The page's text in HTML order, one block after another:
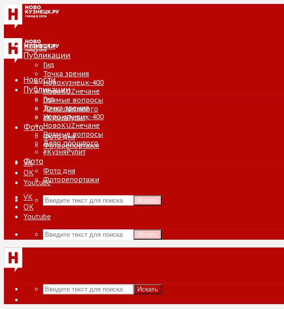
Новости
Публикации
Гид
Точка зрения
Новокузнецк-400
НовоKUZнечане
Прямые вопросы
Дело прошлого
#КузняРулит
Фото
Фото дня
Фоторепортажи
VK
ОК
Youtube
Искать
Новости
Публикации
Гид
Точка зрения
Новокузнецк-400
НовоKUZнечане
Прямые вопросы
Дело прошлого
#КузняРулит
Фото
Фото дня
Фоторепортажи
VK
ОК
Youtube
Искать
Искать